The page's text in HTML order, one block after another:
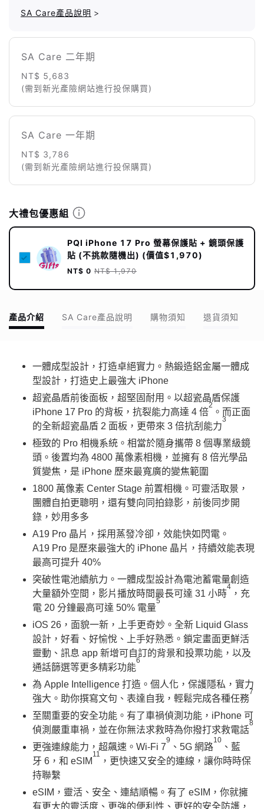
SA Care產品說明 >
SA Care 二年期
NT$ 5,683
(需到新光產險網站進行投保購買)
SA Care 一年期
NT$ 3,786
(需到新光產險網站進行投保購買)
大禮包優惠組
PQI iPhone 17 Pro 螢幕保護貼 + 鏡頭保護
貼 (不挑款隨機出) (價值$1,970)
NT$ 0 NT$ 1,970
產品介紹 SA Care產品說明 購物須知 退貨須知
一體成型設計，打造卓絕實力。熱鍛造鋁金屬一體成
型設計，打造史上最強大 iPhone
超瓷晶盾前後面板，超堅固耐用。以超瓷晶盾保護
iPhone 17 Pro 的背板，抗裂能力高達 4 倍
2
。而正面
的全新超瓷晶盾 2 面板，更帶來 3 倍抗刮能力
3
極致的 Pro 相機系統。相當於隨身攜帶 8 個專業級鏡
頭。後置均為 4800 萬像素相機，並擁有 8 倍光學品
質變焦，是 iPhone 歷來最寬廣的變焦範圍
1800 萬像素 Center Stage 前置相機。可靈活取景，
團體自拍更聰明，還有雙向同拍錄影，前後同步開
錄，妙用多多
A19 Pro 晶片，採用蒸發冷卻，效能快如閃電。
A19 Pro 是歷來最強大的 iPhone 晶片，持續效能表現
最高可提升 40%
突破性電池續航力。一體成型設計為電池蓄電量創造
大量額外空間，影片播放時間最長可達 31 小時
4
，充
電 20 分鐘最高可達 50% 電量
5
iOS 26，面貌一新，上手更奇妙。全新 Liquid Glass
設計，好看、好愉悅、上手好熟悉。鎖定畫面更鮮活
靈動、訊息 app 新增可自訂的背景和投票功能，以及
通話篩選等更多精彩功能
6
為 Apple Intelligence 打造。個人化，保護隱私，實力
強大。助你撰寫文句、表達自我，輕鬆完成各種任務
7
至關重要的安全功能。有了車禍偵測功能，iPhone 可
偵測嚴重車禍，並在你無法求救時為你撥打求救電話
8
更強連線能力，超飆速。Wi-Fi 7
9
、5G 網路
10
、藍
牙 6，和 eSIM
11
，更快速又安全的連線，讓你時時保
持聯繫
eSIM，靈活、安全、連結順暢。有了 eSIM，你就擁
有更大的靈活度、更強的便利性、更好的安全防護，